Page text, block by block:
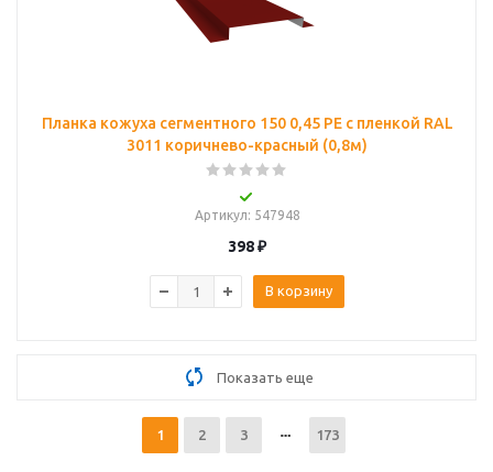
Планка кожуха сегментного 150 0,45 PE с пленкой RAL
3011 коричнево-красный (0,8м)
Артикул: 547948
398₽
В корзину
Показать еще
1 2 3 173